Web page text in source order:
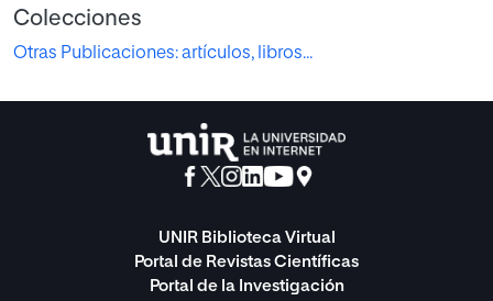
Colecciones
Otras Publicaciones: artículos, libros...
UNIR Biblioteca Virtual
Portal de Revistas Científicas
Portal de la Investigación